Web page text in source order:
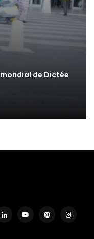
mondial de Dictée